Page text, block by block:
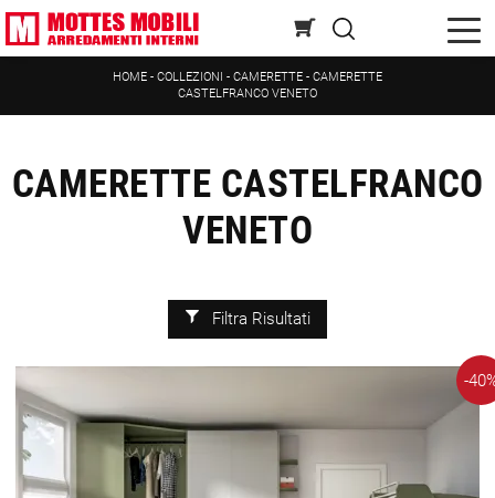
HOME - COLLEZIONI - CAMERETTE - CAMERETTE
CASTELFRANCO VENETO
CAMERETTE CASTELFRANCO
VENETO
Filtra Risultati
-